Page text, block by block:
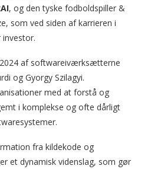
, og den tyske fodboldspiller &
som ved siden af karrieren i
investor.
af softwareiværksætterne
og Gyorgy Szilagyi.
med at forstå og
i komplekse og ofte dårligt
fra kildekode og
et dynamisk videnslag, som gør